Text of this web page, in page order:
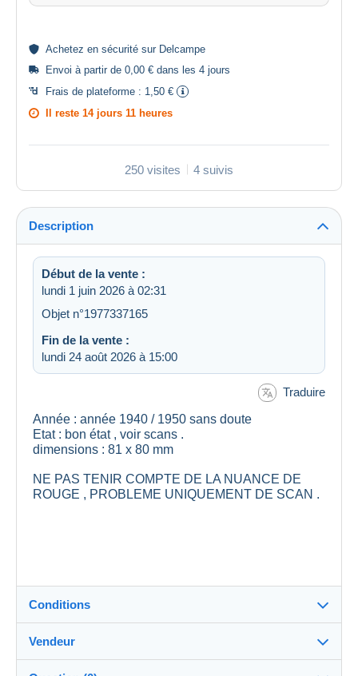
Achetez en sécurité sur Delcampe
Envoi à partir de 0,00 € dans les 4 jours
Frais de plateforme : 1,50 €
Il reste 14 jours 11 heures
250 visites 4 suivis
Description
Début de la vente :
lundi 1 juin 2026 à 02:31
Objet n°1977337165
Fin de la vente :
lundi 24 août 2026 à 15:00
Traduire
Année : année 1940 / 1950 sans doute
Etat : bon état , voir scans .
dimensions : 81 x 80 mm
NE PAS TENIR COMPTE DE LA NUANCE DE
ROUGE , PROBLEME UNIQUEMENT DE SCAN .
Conditions
Vendeur